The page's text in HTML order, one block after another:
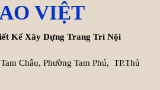
Tuổi Kỷ Dậu 1969 làm nhà
tuổi 59
VIỆT
Kế Xây Dựng Trang Trí Nội
Châu, Phường Tam Phú, TP.Thủ